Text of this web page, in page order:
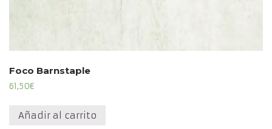
Foco Barnstaple
61,50€
Añadir al carrito